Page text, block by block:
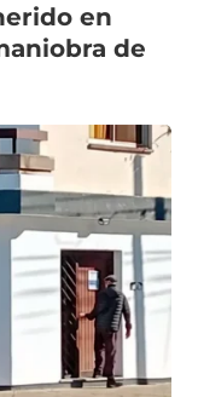
en
de